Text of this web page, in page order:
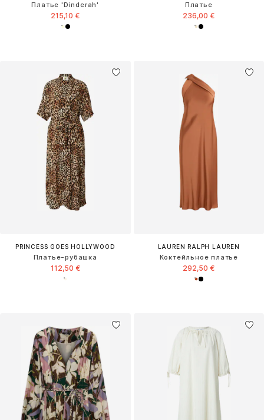
Платье 'Dinderah'
215,10 €
Платье
236,00 €
PRINCESS GOES HOLLYWOOD
Платье-рубашка
112,50 €
LAUREN RALPH LAUREN
Коктейльное платье
292,50 €